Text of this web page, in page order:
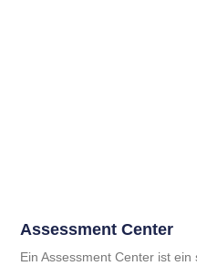
Assessment Center
Ein Assessment Center ist